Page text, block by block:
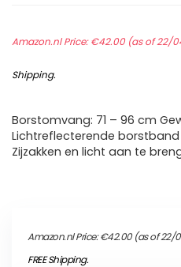
Amazon.nl Price:€42.00(as of 22/
Shipping.
Borstomvang: 71 – 96 cm
Lichtreflecterende borstband
Zijzakken en licht aan te
Amazon.nl Price:€42.00(as of 22/
FREE Shipping.